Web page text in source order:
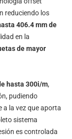
reduciendo los
406.4 mm de
en la
de mayor
hasta 300i/m,
pudiendo
a la vez que aporta
sistema
es controlada